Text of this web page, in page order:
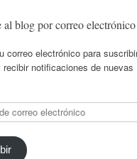
al blog por correo electrónico
correo electrónico para
notificaciones de nuevas